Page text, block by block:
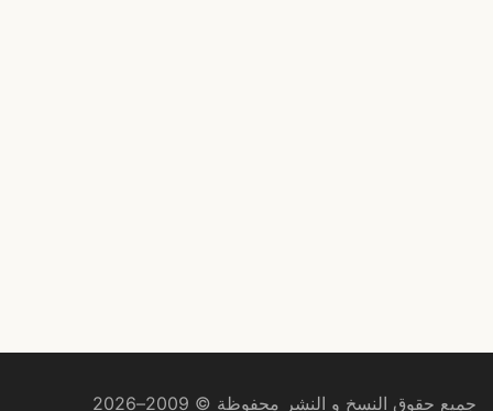
جميع حقوق النسخ و النشر محفوظة © 2009–2026